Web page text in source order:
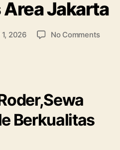
Jakarta
2026 No Commentson
Berkualitas